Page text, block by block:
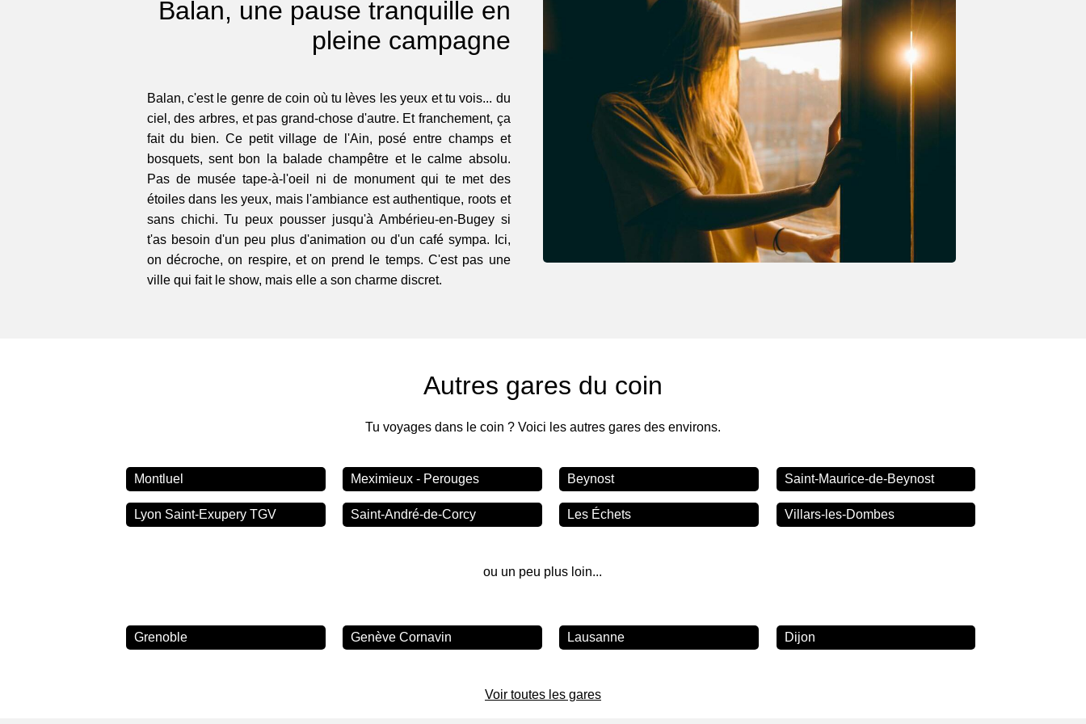
Balan, une pause tranquille en
pleine campagne
Balan, c'est le genre de coin où tu lèves les yeux et tu vois... du
ciel, des arbres, et pas grand-chose d'autre. Et franchement, ça
fait du bien. Ce petit village de l'Ain, posé entre champs et
bosquets, sent bon la balade champêtre et le calme absolu.
Pas de musée tape-à-l'oeil ni de monument qui te met des
étoiles dans les yeux, mais l'ambiance est authentique, roots et
sans chichi. Tu peux pousser jusqu'à Ambérieu-en-Bugey si
t'as besoin d'un peu plus d'animation ou d'un café sympa. Ici,
on décroche, on respire, et on prend le temps. C'est pas une
ville qui fait le show, mais elle a son charme discret.
Autres gares du coin
Tu voyages dans le coin ? Voici les autres gares des environs.
Montluel Meximieux - Perouges Beynost Saint-Maurice-de-Beynost
Lyon Saint-Exupery TGV Saint-André-de-Corcy Les Échets Villars-les-Dombes
ou un peu plus loin...
Grenoble Genève Cornavin Lausanne Dijon
Voir toutes les gares